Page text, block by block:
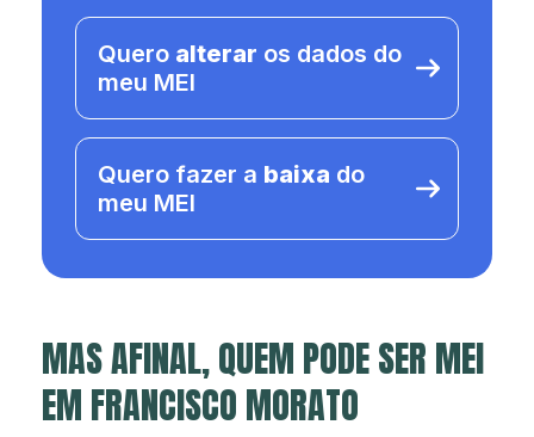
Quero alterar os dados do
meu MEI
Quero fazer a baixa do
meu MEI
MAS AFINAL, QUEM PODE SER MEI
EM FRANCISCO MORATO